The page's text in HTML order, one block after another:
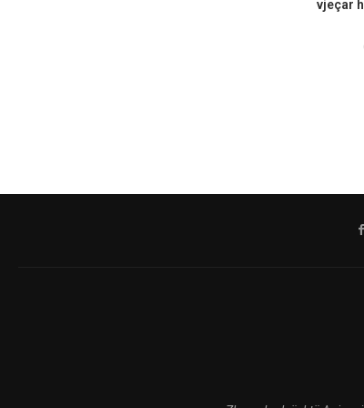
vjeçar